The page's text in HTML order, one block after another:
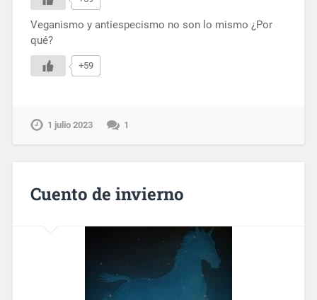
Veganismo y antiespecismo no son lo mismo ¿Por
qué?
+59
1 julio 2023 1
Cuento de invierno